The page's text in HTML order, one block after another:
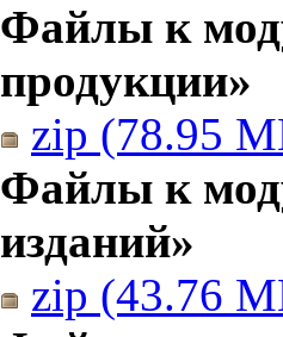
Файлы к
продукции»
zip (78.95
Файлы к
изданий»
zip (43.76